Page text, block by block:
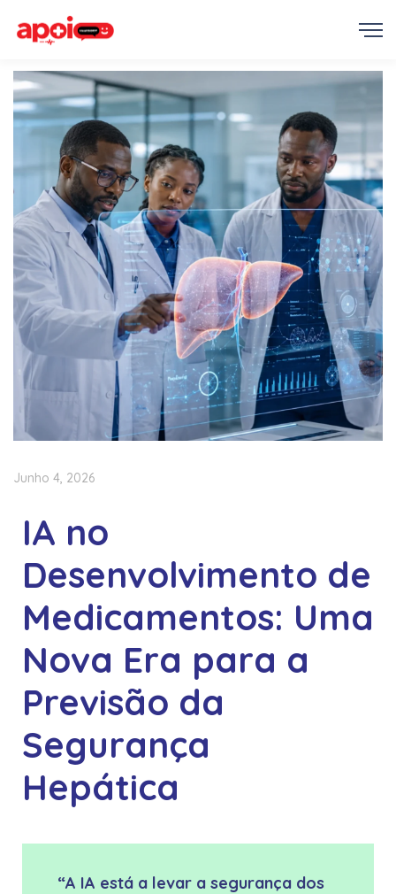
Junho 4, 2026
IA no
Desenvolvimento de
Medicamentos: Uma
Nova Era para a
Previsão da
Segurança
Hepática
“A IA está a levar a segurança dos